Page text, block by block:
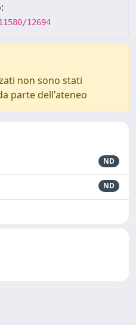
12694
non sono stati
parte dell'ateneo
ND
ND